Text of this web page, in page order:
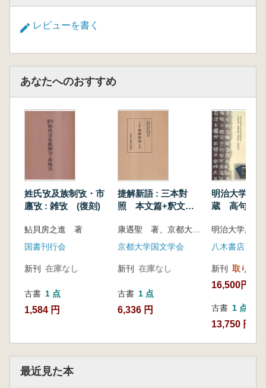
レビューを書く
あなたへのおすすめ
姓氏攷及族制攷・市
廛攷 : 雑攷 (復刻)
鮎貝房之進 著
国書刊行会
新刊 在庫なし
古書 1 点
1,584 円
捷解新語 : 三本對
照 本文篇+釈文・
ット
京都大学国文学会
新刊 在庫なし
古書 1 点
6,336 円
明治大学図
蔵 高句麗広
八木書店
新刊 取り寄せ
16,500円
古書 1 点
13,750 円
最近見た本